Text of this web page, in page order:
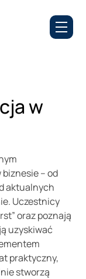
w
– od
aktualnych
Uczestnicy
oraz poznają
uzyskiwać
praktyczny,
stworzą